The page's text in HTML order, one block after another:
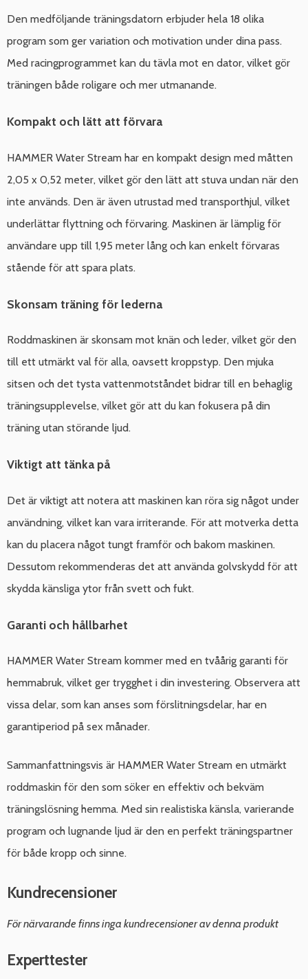
Den medföljande träningsdatorn erbjuder hela 18 olika
program som ger variation och motivation under dina pass.
Med racingprogrammet kan du tävla mot en dator, vilket gör
träningen både roligare och mer utmanande.
Kompakt och lätt att förvara
HAMMER Water Stream har en kompakt design med måtten
2,05 x 0,52 meter, vilket gör den lätt att stuva undan när den
inte används. Den är även utrustad med transporthjul, vilket
underlättar flyttning och förvaring. Maskinen är lämplig för
användare upp till 1,95 meter lång och kan enkelt förvaras
stående för att spara plats.
Skonsam träning för lederna
Roddmaskinen är skonsam mot knän och leder, vilket gör den
till ett utmärkt val för alla, oavsett kroppstyp. Den mjuka
sitsen och det tysta vattenmotståndet bidrar till en behaglig
träningsupplevelse, vilket gör att du kan fokusera på din
träning utan störande ljud.
Viktigt att tänka på
Det är viktigt att notera att maskinen kan röra sig något under
användning, vilket kan vara irriterande. För att motverka detta
kan du placera något tungt framför och bakom maskinen.
Dessutom rekommenderas det att använda golvskydd för att
skydda känsliga ytor från svett och fukt.
Garanti och hållbarhet
HAMMER Water Stream kommer med en tvåårig garanti för
hemmabruk, vilket ger trygghet i din investering. Observera att
vissa delar, som kan anses som förslitningsdelar, har en
garantiperiod på sex månader.
Sammanfattningsvis är HAMMER Water Stream en utmärkt
roddmaskin för den som söker en effektiv och bekväm
träningslösning hemma. Med sin realistiska känsla, varierande
program och lugnande ljud är den en perfekt träningspartner
för både kropp och sinne.
Kundrecensioner
För närvarande finns inga kundrecensioner av denna produkt
Experttester